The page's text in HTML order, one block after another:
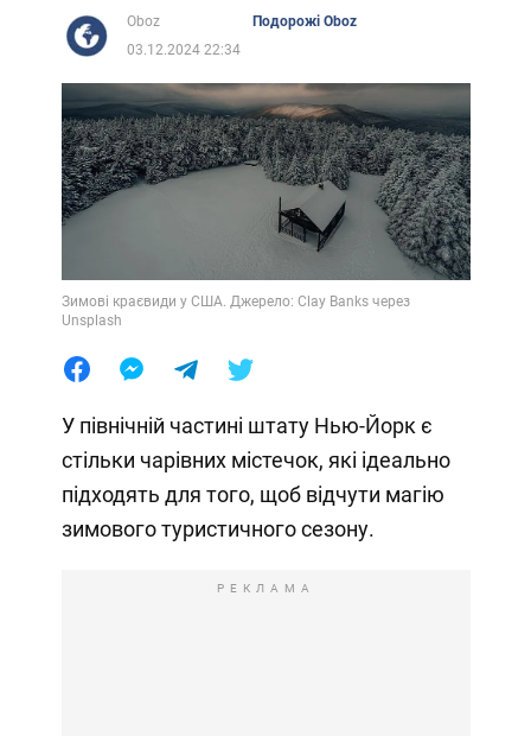
Oboz
Подорожі Oboz
03.12.2024 22:34
Зимові краєвиди у США. Джерело: Clay Banks через
Unsplash
У північній частині штату Нью-Йорк є
стільки чарівних містечок, які ідеально
підходять для того, щоб відчути магію
зимового туристичного сезону.
РЕКЛАМА